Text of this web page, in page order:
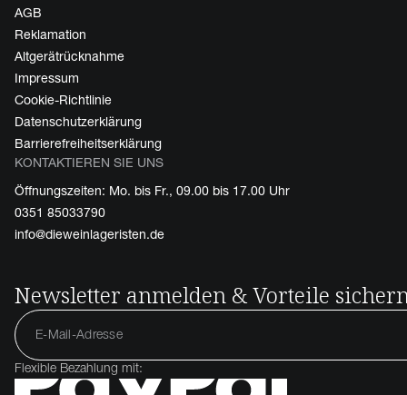
AGB
Reklamation
Altgerätrücknahme
Impressum
Cookie-Richtlinie
Datenschutzerklärung
Barrierefreiheitserklärung
KONTAKTIEREN SIE UNS
Öffnungszeiten: Mo. bis Fr., 09.00 bis 17.00 Uhr
0351 85033790
info@dieweinlageristen.de
Newsletter anmelden & Vorteile
Flexible Bezahlung mit: